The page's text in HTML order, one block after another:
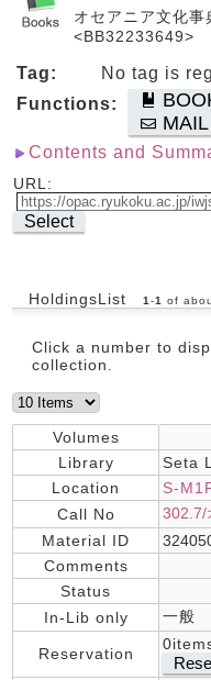
オセアニア文化
<BB32233649>
Tag:
No tag is
Functions:
MAIL
Contents and
URL:
Select
HoldingsList 1 -1 of
Click a number to
collection.
Volumes
Library
Seta
Location
S-
Call No
302.7/
Material ID
Comments
Status
In-Lib only
一般
Reservation